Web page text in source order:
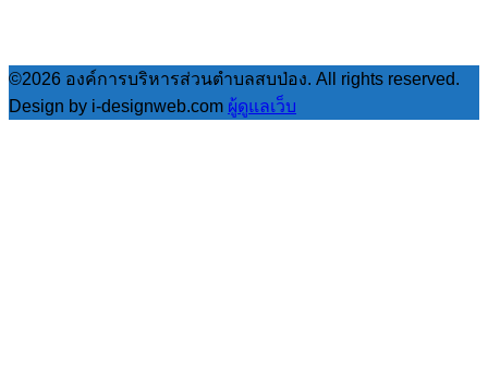
©2026 องค์การบริหารส่วนตำบลสบป่อง. All rights reserved.
Design by i-designweb.com ผู้ดูแลเว็บ